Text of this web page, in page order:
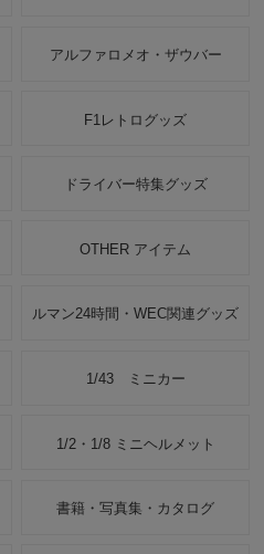
アルファロメオ・ザウバー
F1レトログッズ
ドライバー特集グッズ
OTHER アイテム
ルマン24時間・WEC関連グッズ
1/43 ミニカー
1/2・1/8 ミニヘルメット
書籍・写真集・カタログ